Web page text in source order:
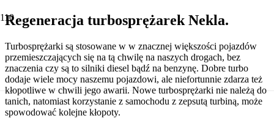
Regeneracja turbosprężarek Nekla.
Turbosprężarki są stosowane w w znacznej większości pojazdów
przemieszczających się na tą chwilę na naszych drogach, bez
znaczenia czy są to silniki diesel bądź na benzynę. Dobre turbo
dodaje wiele mocy naszemu pojazdowi, ale niefortunnie zdarza też
kłopotliwe w chwili jego awarii. Nowe turbosprężarki nie należą do
tanich, natomiast korzystanie z samochodu z zepsutą turbiną, może
spowodować kolejne kłopoty.